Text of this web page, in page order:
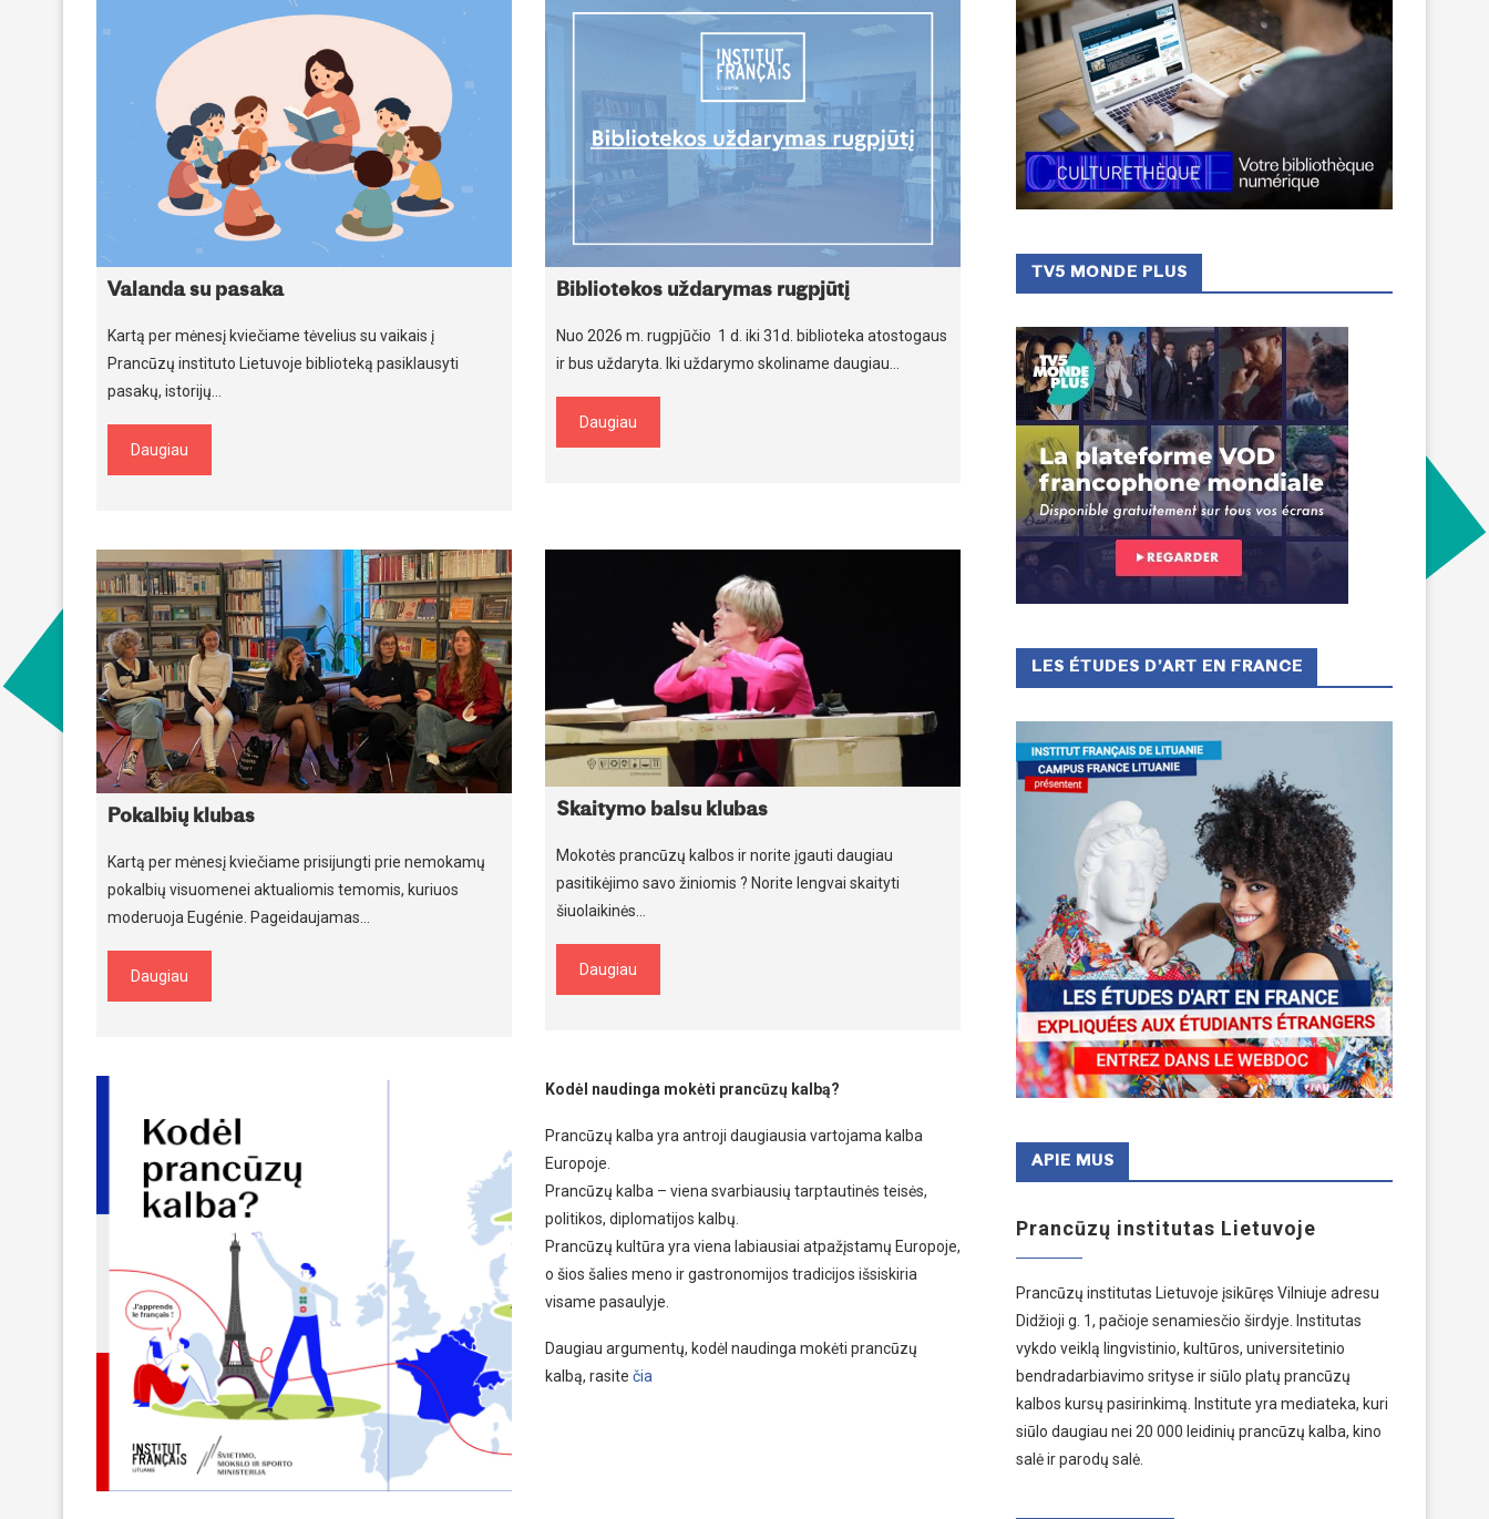
Valanda su pasaka
Kartą per mėnesį kviečiame tėvelius su vaikais į
Prancūzų instituto Lietuvoje biblioteką pasiklausyti
pasakų, istorijų…
Daugiau
Bibliotekos uždarymas rugpjūtį
Nuo 2026 m. rugpjūčio 1 d. iki 31d. biblioteka atostogaus
ir bus uždaryta. Iki uždarymo skoliname daugiau…
Daugiau
Pokalbių klubas
Kartą per mėnesį kviečiame prisijungti prie nemokamų
pokalbių visuomenei aktualiomis temomis, kuriuos
moderuoja Eugénie. Pageidaujamas…
Daugiau
Skaitymo balsu klubas
Mokotės prancūzų kalbos ir norite įgauti daugiau
pasitikėjimo savo žiniomis ? Norite lengvai skaityti
šiuolaikinės…
Daugiau
Kodėl naudinga mokėti prancūzų kalbą?
Prancūzų kalba yra antroji daugiausia vartojama kalba
Europoje.
Prancūzų kalba – viena svarbiausių tarptautinės teisės,
politikos, diplomatijos kalbų.
Prancūzų kultūra yra viena labiausiai atpažįstamų Europoje,
o šios šalies meno ir gastronomijos tradicijos išsiskiria
visame pasaulyje.
Daugiau argumentų, kodėl naudinga mokėti prancūzų
kalbą, rasite čia
TV5 MONDE PLUS
LES ÉTUDES D’ART EN FRANCE
APIE MUS
Prancūzų institutas Lietuvoje
Prancūzų institutas Lietuvoje įsikūręs Vilniuje adresu
Didžioji g. 1, pačioje senamiesčio širdyje. Institutas
vykdo veiklą lingvistinio, kultūros, universitetinio
bendradarbiavimo srityse ir siūlo platų prancūzų
kalbos kursų pasirinkimą. Institute yra mediateka, kuri
siūlo daugiau nei 20 000 leidinių prancūzų kalba, kino
salė ir parodų salė.